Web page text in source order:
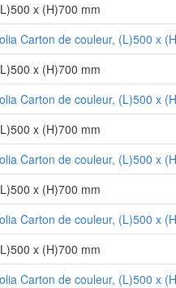
x (H)700 mm
Carton de couleur, (L)500 x
x (H)700 mm
Carton de couleur, (L)500 x
x (H)700 mm
Carton de couleur, (L)500 x
x (H)700 mm
Carton de couleur, (L)500 x
x (H)700 mm
Carton de couleur, (L)500 x